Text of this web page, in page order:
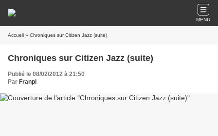
MENU
Accueil » Chroniques sur Citizen Jazz (suite)
Chroniques sur Citizen Jazz (suite)
Publié le 08/02/2012 à 21:50
Par Franpi